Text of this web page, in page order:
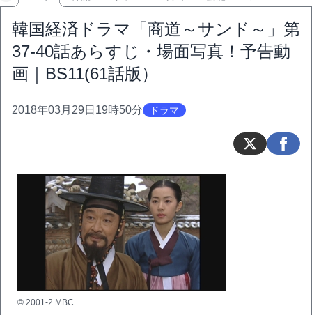
韓国経済ドラマ「商道～サンド～」第
37-40話あらすじ・場面写真！予告動
画｜BS11(61話版）
2018年03月29日19時50分 ドラマ
© 2001-2 MBC